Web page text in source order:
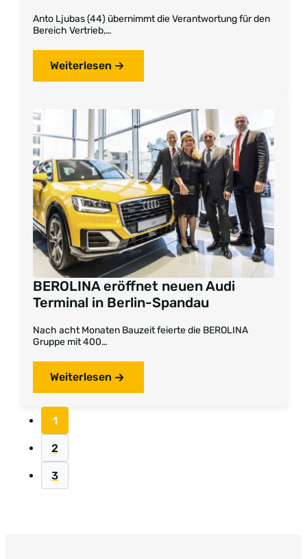
Anto Ljubas (44) übernimmt die Verantwortung für den
Bereich Vertrieb,…
Weiterlesen
BEROLINA eröffnet neuen Audi
Terminal in Berlin-Spandau
Nach acht Monaten Bauzeit feierte die BEROLINA
Gruppe mit 400…
Weiterlesen
1
2
3